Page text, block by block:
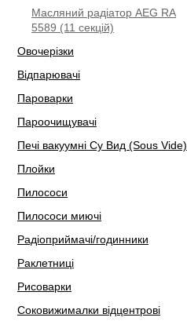
Масляний радіатор AEG RA
5589 (11 секцій)
Овочерізки
Відпарювачі
Пароварки
Пароочищувачі
Печі вакуумні Су Вид (Sous Vide)
Плойки
Пилососи
Пилососи миючі
Радіоприймачі/годинники
Раклетниці
Рисоварки
Соковижималки відцентрові